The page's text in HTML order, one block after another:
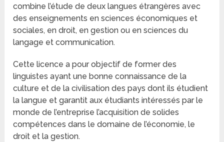
combine l’étude de deux langues étrangères avec
des enseignements en sciences économiques et
sociales, en droit, en gestion ou en sciences du
langage et communication.
Cette licence a pour objectif de former des
linguistes ayant une bonne connaissance de la
culture et de la civilisation des pays dont ils étudient
la langue et garantit aux étudiants intéressés par le
monde de l’entreprise l’acquisition de solides
compétences dans le domaine de l’économie, le
droit et la gestion.